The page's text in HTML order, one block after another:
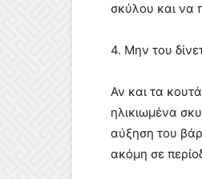
σκύλου και να
4. Μην του
Αν και τα
ηλικιωμένα
αύξηση του
ακόμη σε